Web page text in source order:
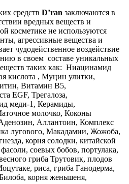
средств D’ran заключаются в
вредных веществ и
косметике не используются
агрессивные вещества и
чудодейственное воздействие
в своем составе уникальных
таких как: Ниацинамид
кислота , Муцин улитки,
Витамин В5,
EGF, Трегалоза,
меди-1, Керамиды,
молочко, Коконы
Аллантоин, Комплекс
лугового, Макадамии, Жожоба,
корня солодки, китайской
фасоли, соевых бобов, портулака,
гриба Трутовик, плодов
риса, гриба Ганодерма,
корня женьшеня,